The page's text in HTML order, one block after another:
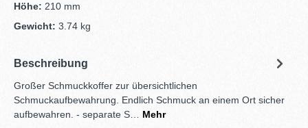
Höhe: 210 mm
Gewicht: 3.74 kg
Beschreibung
Großer Schmuckkoffer zur übersichtlichen
Schmuckaufbewahrung. Endlich Schmuck an einem Ort sicher
aufbewahren. - separate S… Mehr